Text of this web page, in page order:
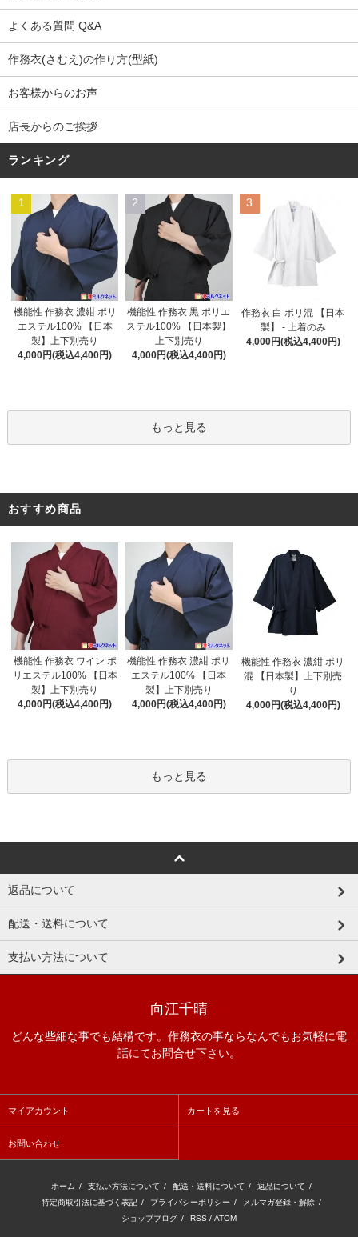
よくある質問 Q&A
作務衣(さむえ)の作り方(型紙)
お客様からのお声
店長からのご挨拶
ランキング
1
機能性 作務衣 濃紺 ポリ
エステル100% 【日本
製】上下別売り
4,000円(税込4,400円)
2
機能性 作務衣 黒 ポリエ
ステル100% 【日本製】
上下別売り
4,000円(税込4,400円)
3
作務衣 白 ポリ混 【日本
製】 - 上着のみ
4,000円(税込4,400円)
もっと見る
おすすめ商品
機能性 作務衣 ワイン ポ
リエステル100% 【日本
製】上下別売り
4,000円(税込4,400円)
機能性 作務衣 濃紺 ポリ
エステル100% 【日本
製】上下別売り
4,000円(税込4,400円)
機能性 作務衣 濃紺 ポリ
混 【日本製】上下別売
り
4,000円(税込4,400円)
もっと見る
返品について
配送・送料について
支払い方法について
向江千晴
どんな些細な事でも結構です。作務衣の事ならなんでもお気軽に電
話にてお問合せ下さい。
マイアカウント カートを見る
お問い合わせ
ホーム / 支払い方法について / 配送・送料について / 返品について /
特定商取引法に基づく表記 / プライバシーポリシー / メルマガ登録・解除 /
ショップブログ / RSS / ATOM